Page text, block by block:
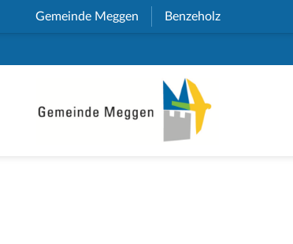
Gemeinde Meggen (External Link)
Benzeholz(External Link)